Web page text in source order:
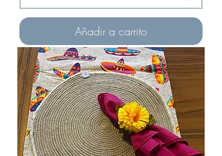
Añadir a carrito